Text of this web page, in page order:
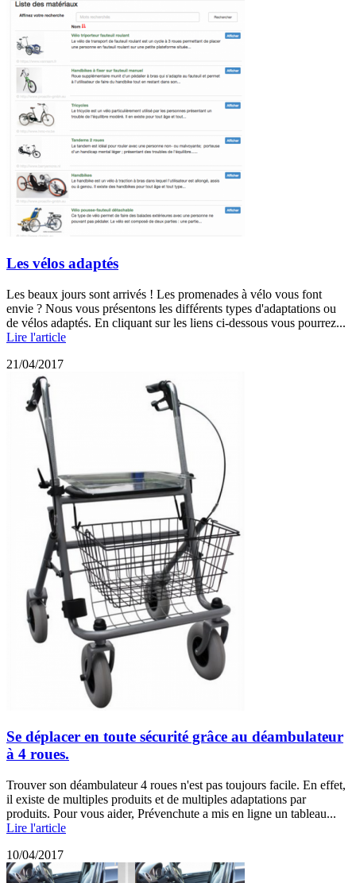
Les vélos adaptés
Les beaux jours sont arrivés ! Les promenades à vélo vous font
envie ? Nous vous présentons les différents types d'adaptations ou
de vélos adaptés. En cliquant sur les liens ci-dessous vous pourrez...
Lire l'article
21/04/2017
Se déplacer en toute sécurité grâce au déambulateur
à 4 roues.
Trouver son déambulateur 4 roues n'est pas toujours facile. En effet,
il existe de multiples produits et de multiples adaptations par
produits. Pour vous aider, Prévenchute a mis en ligne un tableau...
Lire l'article
10/04/2017